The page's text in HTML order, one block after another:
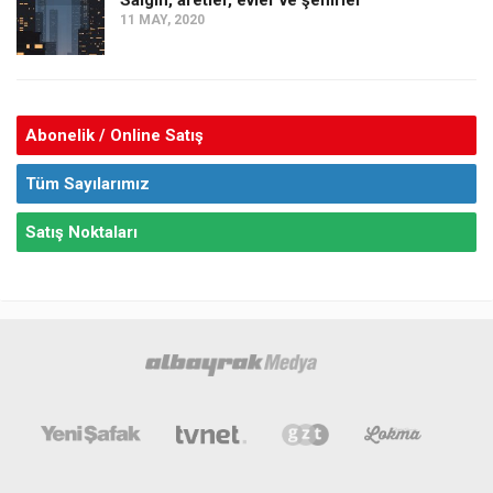
11 MAY, 2020
Abonelik / Online Satış
Tüm Sayılarımız
Satış Noktaları